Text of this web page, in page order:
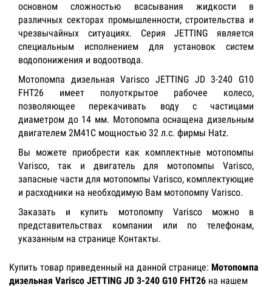
основном сложностью всасывания жидкости в
различных секторах промышленности, строительства и
чрезвычайных ситуациях. Серия JETTING является
специальным исполнением для установок систем
водопонижения и водоотвода.
Мотопомпа дизельная Varisco JETTING JD 3-240 G10
FHT26 имеет полуоткрытое рабочее колесо,
позволяющее перекачивать воду с частицами
диаметром до 14 мм. Мотопомпа оснащена дизельным
двигателем 2M41C мощностью 32 л.с. фирмы Hatz.
Вы можете приобрести как комплектные мотопомпы
Varisco, так и двигатель для мотопомпы Varisco,
запасные части для мотопомпы Varisco, комплектующие
и расходники на необходимую Вам мотопомпу Varisco.
Заказать и купить мотопомпу Varisco можно в
представительствах компании или по телефонам,
указанным на странице Контакты.
Купить товар приведенный на данной странице: Мотопомпа
дизельная Varisco JETTING JD 3-240 G10 FHT26 на нашем